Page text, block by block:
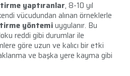
yaptıranlar, 8-10 yıl
vücudundan alınan örneklerle
yöntemiuygulanır. Bu
reddi gibi durumlar ile
göre uzun ve kalıcı bir etki
ve başka yere kayma gibi